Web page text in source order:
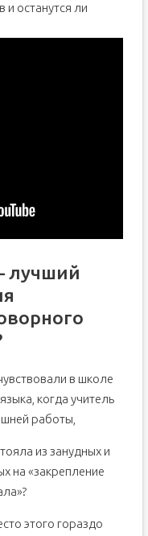
и останутся ли
лучший
в школе
когда учитель
работы,
из занудных и
на «закрепление
этого гораздо